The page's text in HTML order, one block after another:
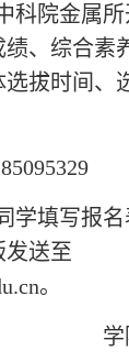
科院金属
、综合素
拔时间、
学填写报名
发送至
。